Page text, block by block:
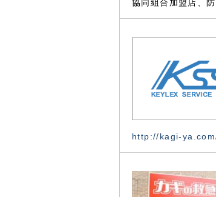
協同組合加盟店、
http://kagi-